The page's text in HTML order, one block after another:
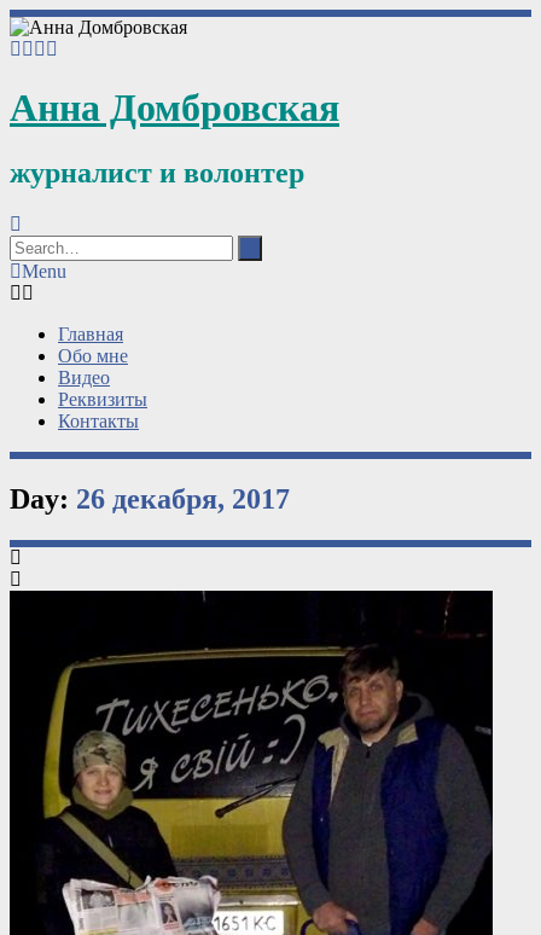
Анна Домбровская
журналист и волонтер
Menu
Главная
Обо мне
Видео
Реквизиты
Контакты
Day: 26 декабря, 2017